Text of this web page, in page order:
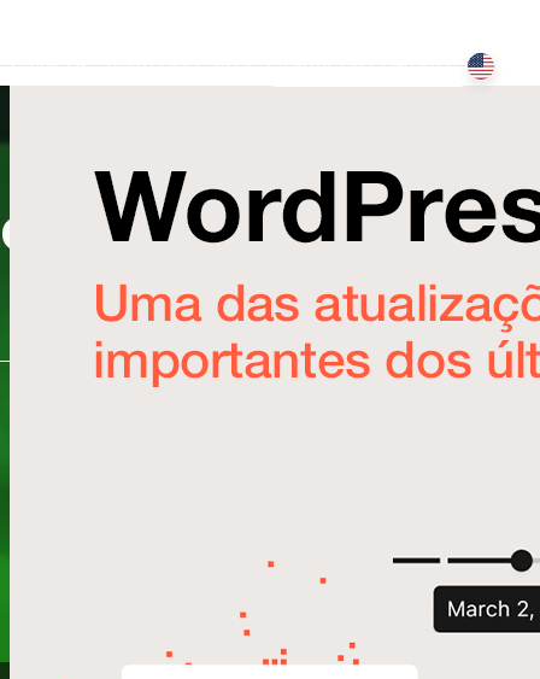
SERVIÇOS PORTFÓLIO BLOG ENTRE EM CONTATO